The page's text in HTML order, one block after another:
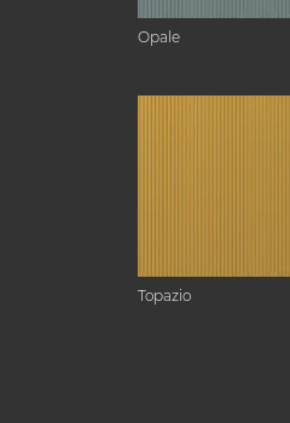
Opale
Topazio